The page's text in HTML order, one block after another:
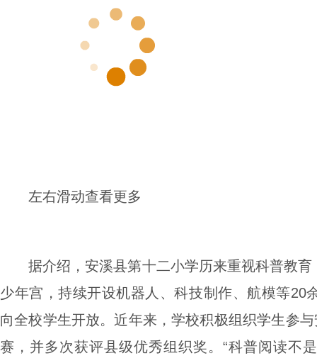
左右滑动查看更多
据介绍，安溪县第十二小学历来重视科普教育
少年宫，持续开设机器人、科技制作、航模等20
向全校学生开放。近年来，学校积极组织学生参
赛，并多次获评县级优秀组织奖。“科普阅读不